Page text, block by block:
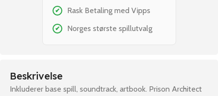
✔ Rask Betaling med Vipps
✔ Norges største spillutvalg
Beskrivelse
Inkluderer base spill, soundtrack, artbook. Prison Architect